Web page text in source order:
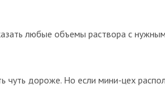
любые объемы раствора с
чуть дороже. Но если мини-цех